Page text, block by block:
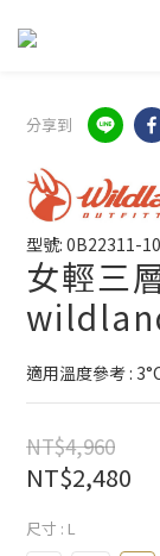
分享到
型號: 0B22311-
女輕三
適用溫度參考 :
NT$4,960
NT$2,480
尺寸 : L